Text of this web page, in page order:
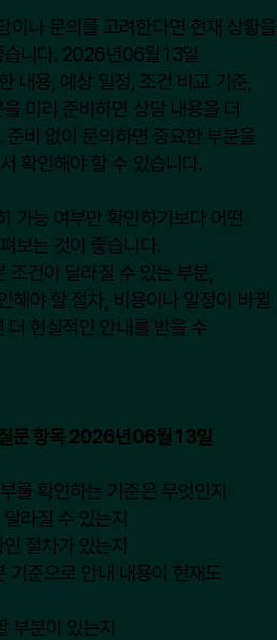
이나 문의를 고려한다면 현재 상황을
습니다. 2026년06월13일
내용, 예상 일정, 조건 비교 기준,
미리 준비하면 상담 내용을 더
비 없이 문의하면 중요한 부분을
확인해야 할 수 있습니다.
가능 여부만 확인하기보다 어떤
보는 것이 좋습니다.
건이 달라질 수 있는 부분,
해야 할 절차, 비용이나 일정이 바뀔
더 현실적인 안내를 받을 수
문 항목 2026년06월13일
를 확인하는 기준은 무엇인지
라질 수 있는지
절차가 있는지
준으로 안내 내용이 현재도
부분이 있는지